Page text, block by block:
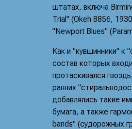
штатах, включа
Trial" (Okeh 8856,
"Newport Blues"
Как и "кувшинники" к
состав которых
протаскивался
ранних
добавлялись такие
бумага, а также
bands" (судорожных